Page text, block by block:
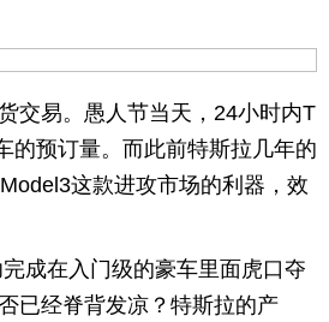
交易。愚人节当天，24小时内T
的预订量。而此前特斯拉几年的
这款进攻市场的利器，效
成在入门级的豪车里面虎口夺
已经脊背发凉？特斯拉的产